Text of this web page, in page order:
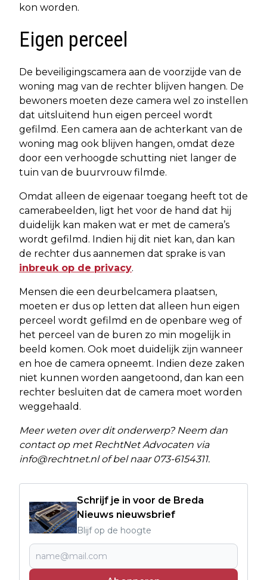
kon worden.
Eigen perceel
De beveiligingscamera aan de voorzijde van de
woning mag van de rechter blijven hangen. De
bewoners moeten deze camera wel zo instellen
dat uitsluitend hun eigen perceel wordt
gefilmd. Een camera aan de achterkant van de
woning mag ook blijven hangen, omdat deze
door een verhoogde schutting niet langer de
tuin van de buurvrouw filmde.
Omdat alleen de eigenaar toegang heeft tot de
camerabeelden, ligt het voor de hand dat hij
duidelijk kan maken wat er met de camera’s
wordt gefilmd. Indien hij dit niet kan, dan kan
de rechter dus aannemen dat sprake is van
inbreuk op de privacy.
Mensen die een deurbelcamera plaatsen,
moeten er dus op letten dat alleen hun eigen
perceel wordt gefilmd en de openbare weg of
het perceel van de buren zo min mogelijk in
beeld komen. Ook moet duidelijk zijn wanneer
en hoe de camera opneemt. Indien deze zaken
niet kunnen worden aangetoond, dan kan een
rechter besluiten dat de camera moet worden
weggehaald.
Meer weten over dit onderwerp? Neem dan
contact op met RechtNet Advocaten via
info@rechtnet.nlof bel naar 073-6154311.
Schrijf je in voor de Breda
Nieuws nieuwsbrief
Blijf op de hoogte